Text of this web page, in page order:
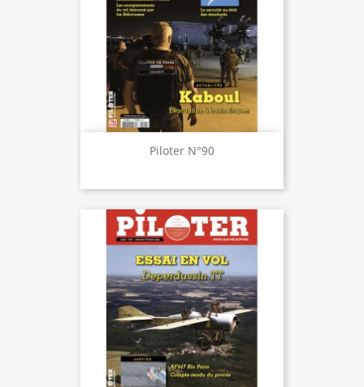
Piloter N°90